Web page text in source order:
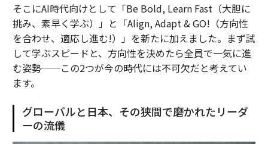
そこにAI時代向けとして「Be Bold, Learn Fast（大胆に
挑み、素早く学ぶ）」と「Align, Adapt & GO!（方向性
を合わせ、適応し進む!）」を新たに加えました。まず試
して学ぶスピードと、方向性を決めたら全員で一気に進
む姿勢──この2つが今の時代には不可欠だと考えてい
ます。
グローバルと日本、その狭間で磨かれたリーダ
ーの流儀